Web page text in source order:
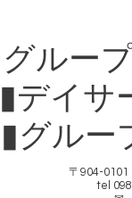
ープ
▮デイ
ープ
〒904-
tel